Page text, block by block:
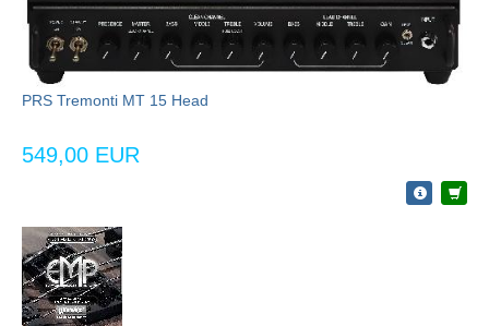
PRS Tremonti MT 15 Head
549,00 EUR